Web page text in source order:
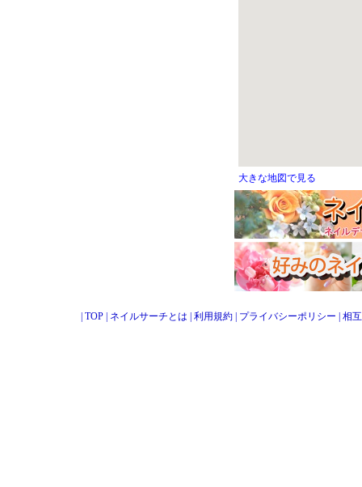
大きな地図で見る
TOP ネイルサーチとは 利用規約 プライバシーポリシー 相